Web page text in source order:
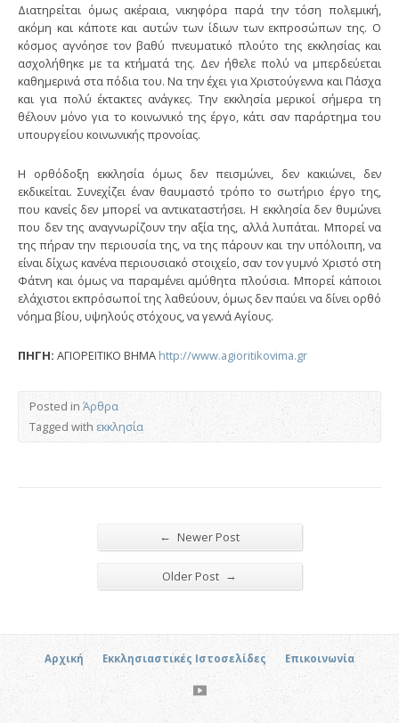
Διατηρείται όμως ακέραια, νικηφόρα παρά την τόση πολεμική,
ακόμη και κάποτε και αυτών των ίδιων των εκπροσώπων της. Ο
κόσμος αγνόησε τον βαθύ πνευματικό πλούτο της εκκλησίας και
ασχολήθηκε με τα κτήματά της. Δεν ήθελε πολύ να μπερδεύεται
καθημερινά στα πόδια του. Να την έχει για Χριστούγεννα και Πάσχα
και για πολύ έκτακτες ανάγκες. Την εκκλησία μερικοί σήμερα τη
θέλουν μόνο για το κοινωνικό της έργο, κάτι σαν παράρτημα του
υπουργείου κοινωνικής προνοίας.
Η ορθόδοξη εκκλησία όμως δεν πεισμώνει, δεν κακιώνει, δεν
εκδικείται. Συνεχίζει έναν θαυμαστό τρόπο το σωτήριο έργο της,
που κανείς δεν μπορεί να αντικαταστήσει. Η εκκλησία δεν θυμώνει
που δεν της αναγνωρίζουν την αξία της, αλλά λυπάται. Μπορεί να
της πήραν την περιουσία της, να της πάρουν και την υπόλοιπη, να
είναι δίχως κανένα περιουσιακό στοιχείο, σαν τον γυμνό Χριστό στη
Φάτνη και όμως να παραμένει αμύθητα πλούσια. Μπορεί κάποιοι
ελάχιστοι εκπρόσωποί της λαθεύουν, όμως δεν παύει να δίνει ορθό
νόημα βίου, υψηλούς στόχους, να γεννά Αγίους.
ΠΗΓΗ: ΑΓΙΟΡΕΙΤΙΚΟ ΒΗΜΑ http://www.agioritikovima.gr
Posted in Άρθρα
Tagged withεκκλησία
← Newer Post
Older Post →
Αρχική Εκκλησιαστικές Ιστοσελίδες Επικοινωνία